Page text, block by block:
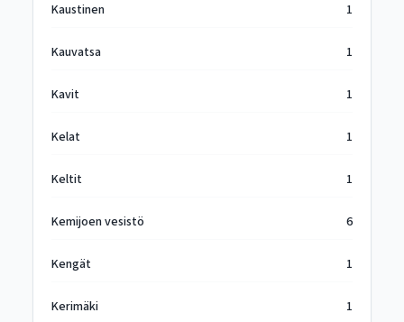
Kaustinen 1
Kauvatsa 1
Kavit 1
Kelat 1
Keltit 1
Kemijoen vesistö 6
Kengät 1
Kerimäki 1